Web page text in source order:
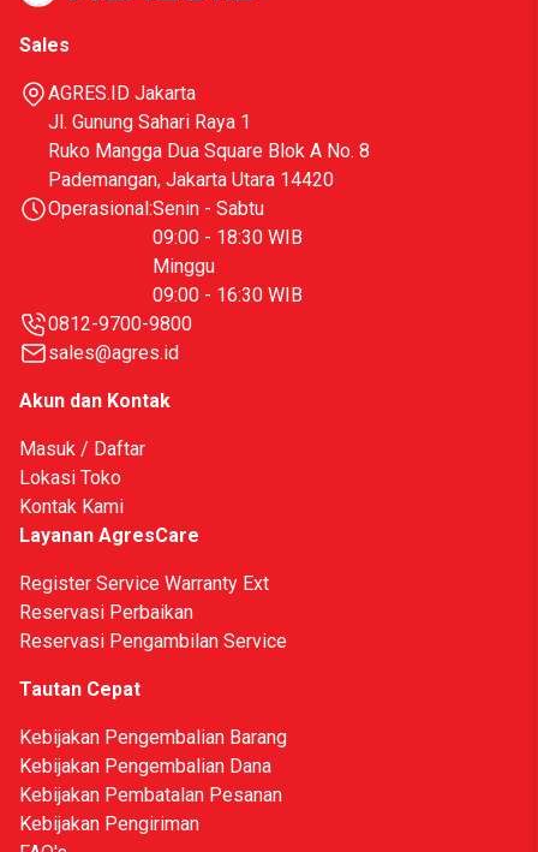
Sales
AGRES.ID Jakarta
Jl. Gunung Sahari Raya 1
Ruko Mangga Dua Square Blok A No. 8
Pademangan, Jakarta Utara 14420
Operasional:Senin - Sabtu
09:00 - 18:30 WIB
Minggu
09:00 - 16:30 WIB
0812-9700-9800
sales@agres.id
Akun dan Kontak
Masuk / Daftar
Lokasi Toko
Kontak Kami
Layanan AgresCare
Register Service Warranty Ext
Reservasi Perbaikan
Reservasi Pengambilan Service
Tautan Cepat
Kebijakan Pengembalian Barang
Kebijakan Pengembalian Dana
Kebijakan Pembatalan Pesanan
Kebijakan Pengiriman
Halo